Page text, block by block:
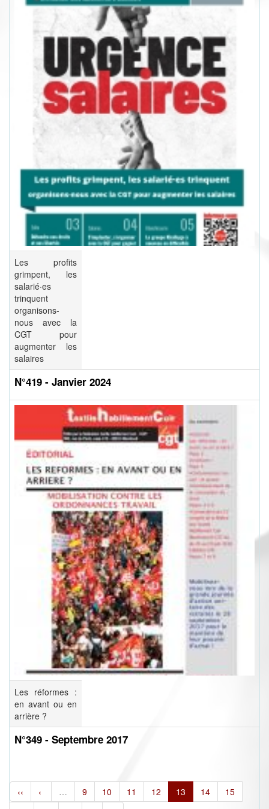
Les profits
grimpent, les
salarié·es
trinquent
organisons-
nous avec la
CGT pour
augmenter les
salaires
N°419 - Janvier 2024
Les réformes :
en avant ou en
arrière ?
N°349 - Septembre 2017
‹‹ ‹ … 9 10 11 12 13 14
15